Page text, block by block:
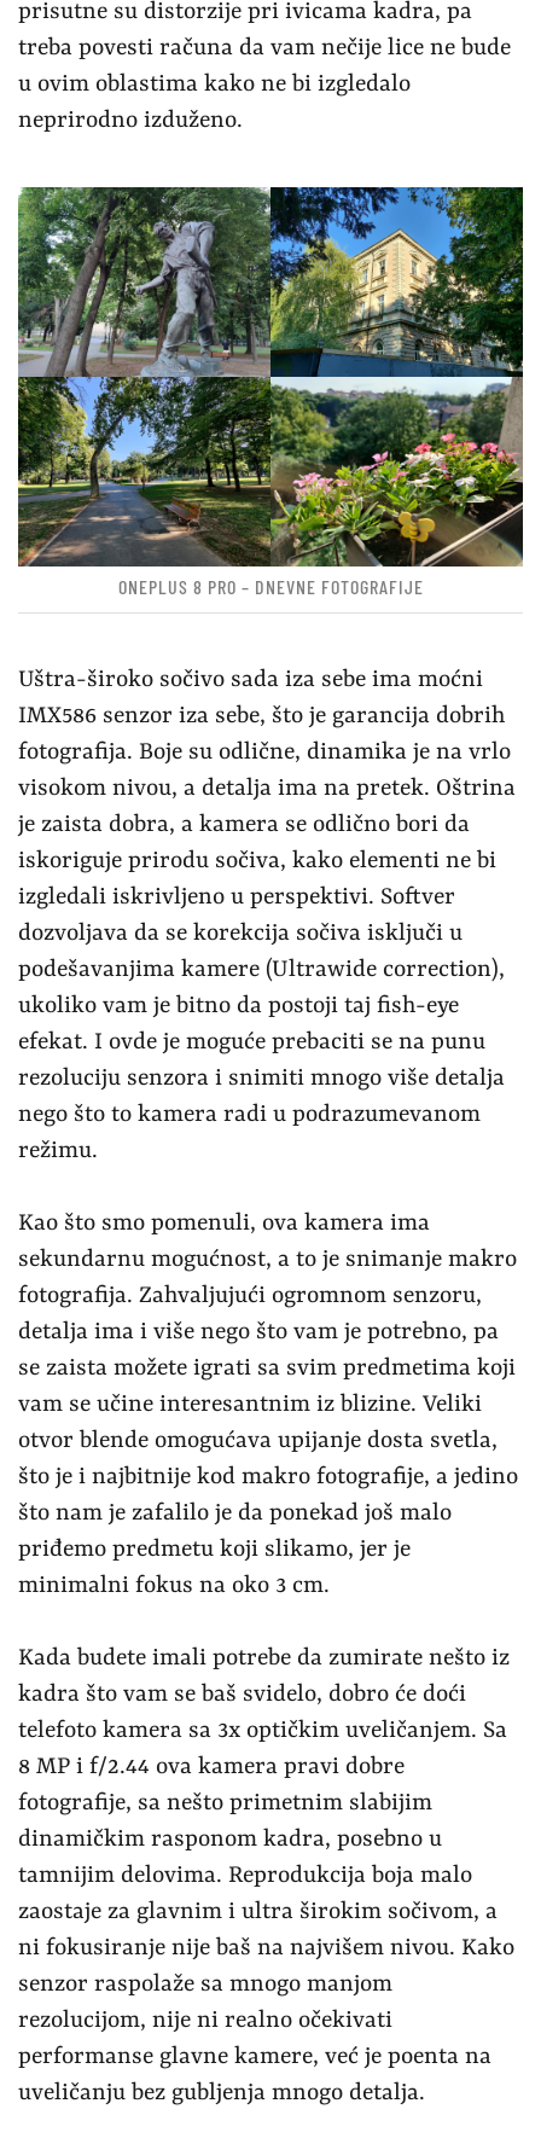
ONEPLUS 8 PRO – DNEVNE FOTOGRAFIJE
Uštra-široko sočivo sada iza sebe ima moćni
IMX586 senzor iza sebe, što je garancija dobrih
fotografija. Boje su odlične, dinamika je na vrlo
visokom nivou, a detalja ima na pretek. Oštrina
je zaista dobra, a kamera se odlično bori da
iskoriguje prirodu sočiva, kako elementi ne bi
izgledali iskrivljeno u perspektivi. Softver
dozvoljava da se korekcija sočiva isključi u
podešavanjima kamere (Ultrawide correction),
ukoliko vam je bitno da postoji taj fish-eye
rezoluciju senzora i snimiti mnogo više detalja
nego što to kamera radi u podrazumevanom
režimu.
Kao što smo pomenuli, ova kamera ima
sekundarnu mogućnost, a to je snimanje makro
fotografija. Zahvaljujući ogromnom senzoru,
detalja ima i više nego što vam je potrebno, pa
se zaista možete igrati sa svim predmetima koji
vam se učine interesantnim iz blizine. Veliki
otvor blende omogućava upijanje dosta svetla,
što je i najbitnije kod makro fotografije, a jedino
što nam je zafalilo je da ponekad još malo
priđemo predmetu koji slikamo, jer je
Kada budete imali potrebe da zumirate nešto iz
kadra što vam se baš svidelo, dobro će doći
telefoto kamera sa 3x optičkim uveličanjem. Sa
8 MP i f/2.44 ova kamera pravi dobre
fotografije, sa nešto primetnim slabijim
dinamičkim rasponom kadra, posebno u
tamnijim delovima. Reprodukcija boja malo
zaostaje za glavnim i ultra širokim sočivom, a
ni fokusiranje nije baš na najvišem nivou. Kako
senzor raspolaže sa mnogo manjom
performanse glavne kamere, već je poenta na
uveličanju bez gubljenja mnogo detalja.
Napomenućemo samo da i OnePlus 8 Pro, kao i
većina novih telefona koristi inteligentnu
selekciju sočiva prema svetlosnim uslovima
kadra, pa će vam se ponekad desiti da umesto
telefoto sočiva kamera prebaci na crop režim
glavnog sočiva, kako biste dobili kvalitetniju
fotografiju. Kako oba sočiva imaju OIS, a glavno
raspolaže sa 48 MP, nije kao da ćete osetiti neku
razliku u kvalitetu. Veliki senzori na glavnoj i
širokougaonoj kameri u uslovima slabog svetla